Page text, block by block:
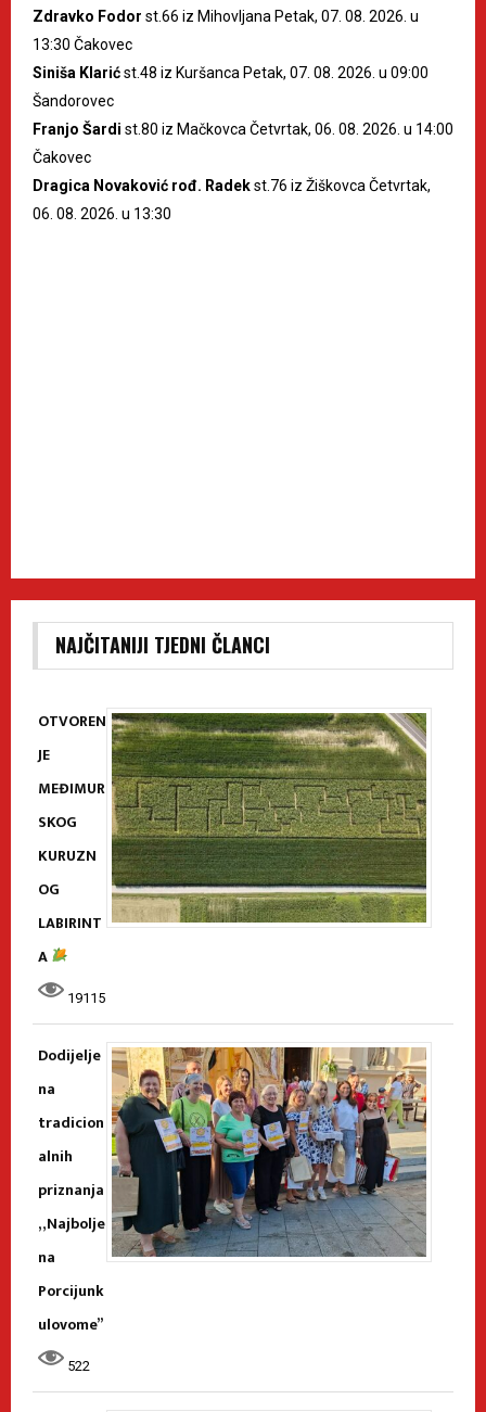
Zdravko Fodor st.66 iz Mihovljana Petak, 07. 08. 2026. u
13:30 Čakovec
Siniša Klarićst.48 iz Kuršanca Petak, 07. 08. 2026. u 09:00
Šandorovec
Franjo Šardi st.80 iz Mačkovca Četvrtak, 06. 08. 2026. u 14:00
Čakovec
Dragica Novaković rođ. Radekst.76 iz Žiškovca Četvrtak,
06. 08. 2026. u 13:30
NAJČITANIJI TJEDNI ČLANCI
OTVOREN
JE
MEĐIMUR
SKOG
KURUZN
OG
LABIRINT
A
19115
Dodijelje
na
tradicion
alnih
priznanja
„Najbolje
na
Porcijunk
ulovome”
522